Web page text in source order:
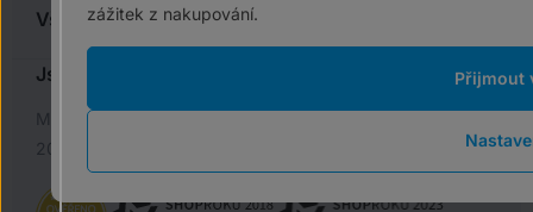
Kontakt
Kupkolo Klub
Vše o nákupu
Vše o nákupu
Reklamace stručný návod
Jsme spolehlivý parťák
Máme 99% spokojenosti na srovnávačích, historii více než
20 let a již několikrát jsme získali ocenění ShopRoku.
zážitek z nakupování.
Přijmout